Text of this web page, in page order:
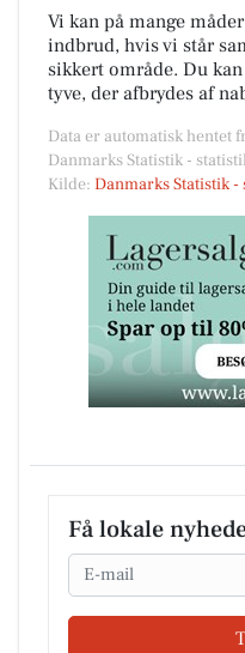
Vi kan på mange
indbrud, hvis vi står
sikkert område. Du
tyve, der afbrydes af
Data er automatisk hentet
Danmarks Statistik -
Kilde: Danmarks Statistik
Få lokale
Email